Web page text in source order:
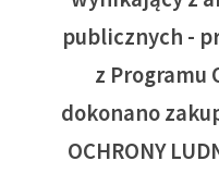
publicznych -
z Programu
dokonano
OCHRONY